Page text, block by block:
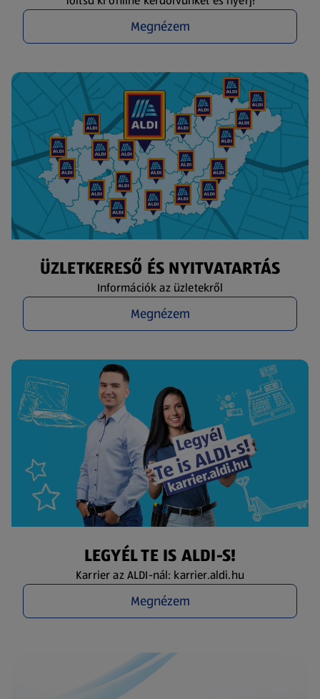
Megnézem
ÜZLETKERESŐ ÉS NYITVATARTÁS
Információk az üzletekről
Megnézem
LEGYÉL TE IS ALDI-S!
Karrier az ALDI-nál: karrier.aldi.hu
Megnézem